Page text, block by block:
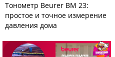
Тонометр Beurer BM 23:
простое и точное измерение
давления дома